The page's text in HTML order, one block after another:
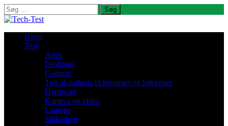
Søg
efter:
Hjem
Test
Apps
Desktops
Gadgets
Test af gadgets til hjemmet og køkkenet
Hardware
Kamera og video
Laptops
Sikkerhed